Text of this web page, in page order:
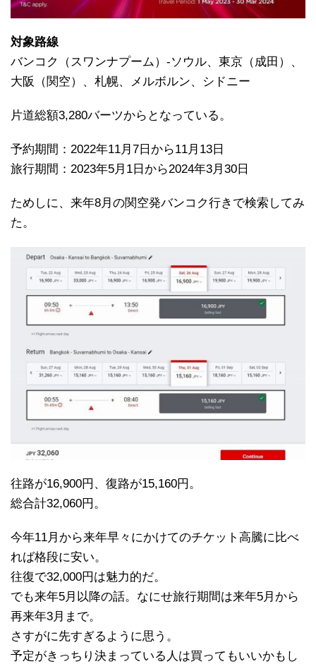
対象路線
バンコク（スワンナプーム）-ソウル、東京（成田）、
大阪（関空）、札幌、メルボルン、シドニー
片道総額3,280バーツからとなっている。
予約期間：2022年11月7日から11月13日
旅行期間：2023年5月1日から2024年3月30日
ためしに、来年8月の関空発バンコク行きで検索してみ
た。
往路が16,900円、復路が15,160円。
総合計32,060円。
今年11月から来年早々にかけてのチケット高騰に比べ
れば格段に安い。
往復で32,000円は魅力的だ。
でも来年5月以降の話。なにせ旅行期間は来年5月から
再来年3月まで。
さすがに先すぎるように思う。
予定がきっちり決まっている人は買ってもいいかもし